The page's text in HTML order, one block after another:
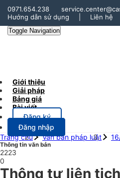
0971.654.238
Hướng dẫn sử dụng
Liên hệ
Toggle Navigation
Giới thiệu
Giải pháp
Bảng giá
Bài viết
Đăng ký
Đăng nhập
Trang chủ
Văn bản pháp luật
Thông tin văn bản
2223
0
Thông tư liên